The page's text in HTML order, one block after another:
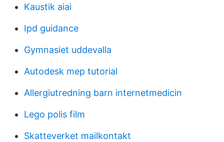
Kaustik aiai
Ipd guidance
Gymnasiet uddevalla
Autodesk mep tutorial
Allergiutredning barn internetmedicin
Lego polis film
Skatteverket mailkontakt